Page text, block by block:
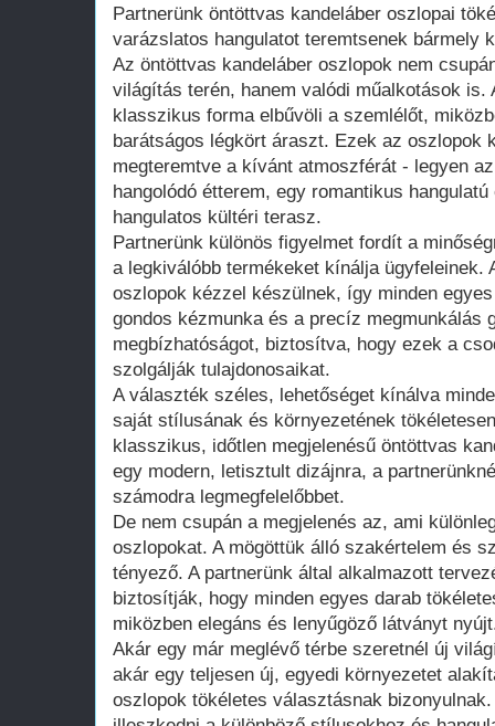
Partnerünk öntöttvas kandeláber oszlopai
varázslatos hangulatot teremtsenek bármely
Az öntöttvas kandeláber oszlopok nem
világítás terén, hanem valódi műalkotások is.
klasszikus forma elbűvöli a szemlélőt,
barátságos légkört áraszt. Ezek az oszlopok
megteremtve a kívánt atmoszférát - legyen
hangolódó étterem, egy romantikus
hangulatos kültéri terasz.
Partnerünk különös figyelmet fordít a
a legkiválóbb termékeket kínálja ügyfeleinek.
oszlopok kézzel készülnek, így minden
gondos kézmunka és a precíz megmunkálás
megbízhatóságot, biztosítva, hogy ezek a
szolgálják tulajdonosaikat.
A választék széles, lehetőséget kínálva
saját stílusának és környezetének
klasszikus, időtlen megjelenésű öntöttvas
egy modern, letisztult dizájnra, a
számodra legmegfelelőbbet.
De nem csupán a megjelenés az, ami
oszlopokat. A mögöttük álló szakértelem és
tényező. A partnerünk által alkalmazott
biztosítják, hogy minden egyes darab
miközben elegáns és lenyűgöző látványt
Akár egy már meglévő térbe szeretnél új
akár egy teljesen új, egyedi környezetet
oszlopok tökéletes választásnak